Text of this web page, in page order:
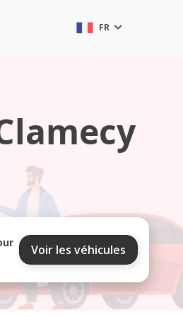
FR
Voir les véhicules